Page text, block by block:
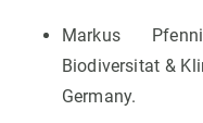
Markus
Biodiversitat &
Germany.